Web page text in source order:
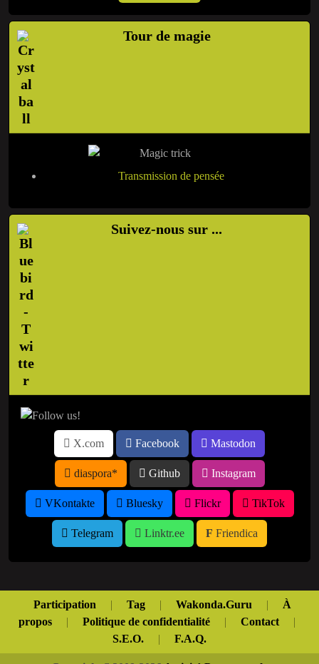
Tour de magie
Transmission de pensée
Suivez-nous sur ...
X.com Facebook Mastodon
diaspora* Github Instagram
VKontakte Bluesky Flickr TikTok
Telegram Linktr.ee Friendica
Participation | Tag | Wakonda.Guru |
À
propos
| Politique de confidentialité | Contact
|
S.E.O.
| F.A.Q.